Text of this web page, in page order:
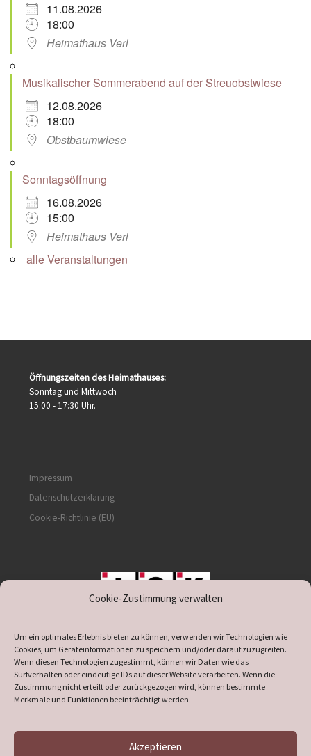
Cookie-Zustimmung verwalten
Um ein optimales Erlebnis bieten zu können, verwenden wir Technologien wie
Cookies, um Geräteinformationen zu speichern und/oder darauf zuzugreifen.
Wenn diesen Technologien zugestimmt, können wir Daten wie das
Surfverhalten oder eindeutige IDs auf dieser Website verarbeiten. Wenn die
Zustimmung nicht erteilt oder zurückgezogen wird, können bestimmte
Merkmale und Funktionen beeinträchtigt werden.
Akzeptieren
11.08.2026
18:00
Heimathaus Verl
Musikalischer Sommerabend auf der Streuobstwiese
12.08.2026
18:00
Obstbaumwiese
Sonntagsöffnung
16.08.2026
15:00
Heimathaus Verl
alle Veranstaltungen
Öffnungszeiten des Heimathauses:
Sonntag und Mittwoch
15:00 - 17:30 Uhr.
Impressum
Datenschutzerklärung
Cookie-Richtlinie (EU)
supported by DÖ